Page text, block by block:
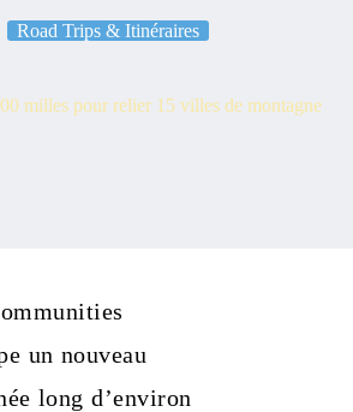
Road Trips & Itinéraires
milles pour relier 15 villes de montagne
un nouveau
long d’environ